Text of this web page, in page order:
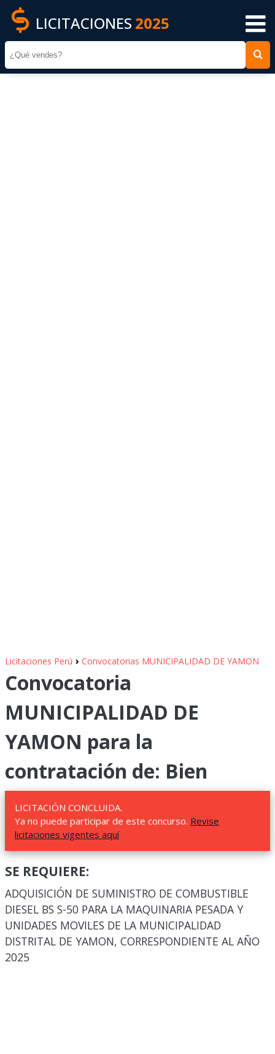
LICITACIONES 2025
Licitaciones Perú › Convocatorias MUNICIPALIDAD DE YAMON
Convocatoria
MUNICIPALIDAD DE
YAMON para la
contratación de: Bien
LICITACIÓN CONCLUIDA.
Ya no puede participar de este concurso. Revise
licitaciones vigentes aquí
SE REQUIERE:
ADQUISICIÓN DE SUMINISTRO DE COMBUSTIBLE
DIESEL BS S-50 PARA LA MAQUINARIA PESADA Y
UNIDADES MOVILES DE LA MUNICIPALIDAD
DISTRITAL DE YAMON, CORRESPONDIENTE AL AÑO
2025